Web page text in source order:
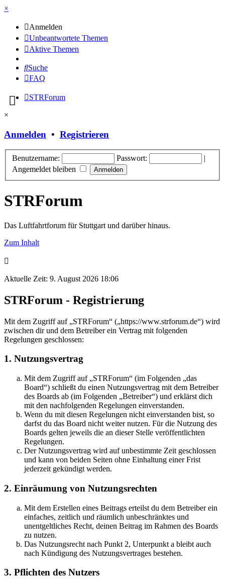
×
Anmelden
Unbeantwortete Themen
Aktive Themen
Suche
FAQ
STRForum
×
Anmelden • Registrieren
Benutzername: Passwort:
|
Angemeldet bleiben
STRForum
Das Luftfahrtforum für Stuttgart und darüber hinaus.
Zum Inhalt
Aktuelle Zeit: 9. August 2026 18:06
STRForum - Registrierung
Mit dem Zugriff auf „STRForum“ („https://www.strforum.de“) wird
zwischen dir und dem Betreiber ein Vertrag mit folgenden
Regelungen geschlossen:
1. Nutzungsvertrag
Mit dem Zugriff auf „STRForum“ (im Folgenden „das
Board“) schließt du einen Nutzungsvertrag mit dem Betreiber
des Boards ab (im Folgenden „Betreiber“) und erklärst dich
mit den nachfolgenden Regelungen einverstanden.
Wenn du mit diesen Regelungen nicht einverstanden bist, so
darfst du das Board nicht weiter nutzen. Für die Nutzung des
Boards gelten jeweils die an dieser Stelle veröffentlichten
Regelungen.
Der Nutzungsvertrag wird auf unbestimmte Zeit geschlossen
und kann von beiden Seiten ohne Einhaltung einer Frist
jederzeit gekündigt werden.
2. Einräumung von Nutzungsrechten
Mit dem Erstellen eines Beitrags erteilst du dem Betreiber ein
einfaches, zeitlich und räumlich unbeschränktes und
unentgeltliches Recht, deinen Beitrag im Rahmen des Boards
zu nutzen.
Das Nutzungsrecht nach Punkt 2, Unterpunkt a bleibt auch
nach Kündigung des Nutzungsvertrages bestehen.
3. Pflichten des Nutzers